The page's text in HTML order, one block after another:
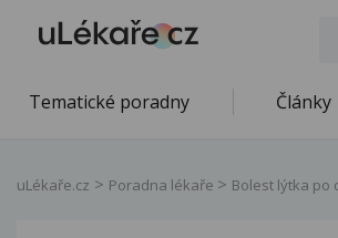
Tematické poradny Články
uLékaře.cz Poradna lékaře Bolest lýtka po